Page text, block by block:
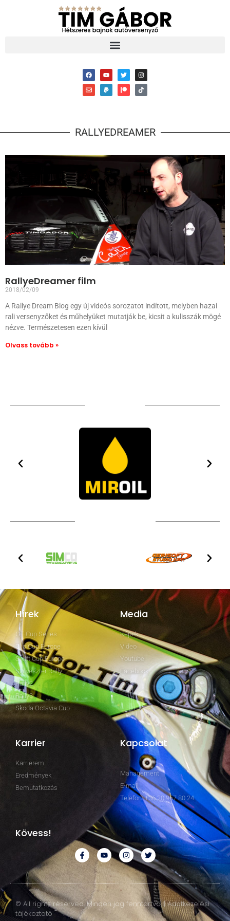
RALLYEDREAMER
RallyeDreamer film
2018/02/09
A Rallye Dream Blog egy új videós sorozatot indított, melyben hazai
rali versenyzőket és műhelyüket mutatják be, kicsit a kulisszák mögé
nézve. Természetesen ezen kívül
Olvass tovább »
Hírek
GT Cup Series
Clio Cup Europe
Swift Cup Europe
Szilveszter Rally
Rally2
Rally3
Skoda Octavia Cup
Media
Képek
Video
Youtube
Facebook
Karrier
Karrierem
Eredmények
Bemutatkozás
Kapcsolat
Management
E-mail
Telefon: +36 20 967 80 24
Kövess!
© All rights reserved. Minden jog fenntartva. | Adatkezelési
tájékoztató